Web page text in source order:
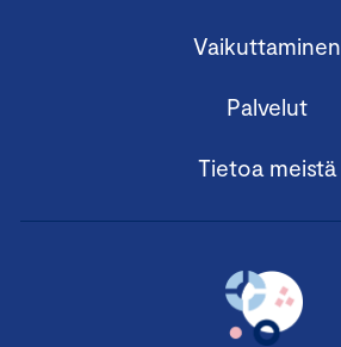
Vaikuttaminen
Palvelut
Tietoa meistä